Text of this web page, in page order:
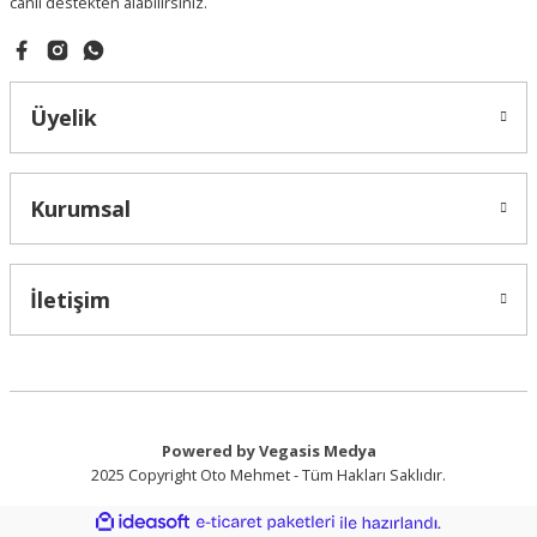
Üyelik
Kurumsal
İletişim
Powered by Vegasis Medya
2025 Copyright Oto Mehmet - Tüm Hakları Saklıdır.
ideasoft
e-